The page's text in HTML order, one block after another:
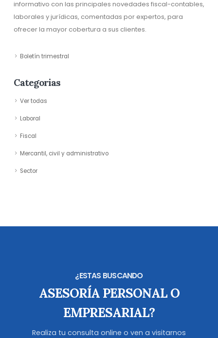
informativo con las principales novedades fiscal-contables,
laborales y jurídicas, comentadas por expertos, para
ofrecer la mayor cobertura a sus clientes.
Boletín trimestral
Categorias
Ver todas
Laboral
Fiscal
Mercantil, civil y administrativo
Sector
¿ESTAS BUSCANDO
ASESORÍA PERSONAL O
EMPRESARIAL?
Realiza tu consulta online o ven a visitarnos